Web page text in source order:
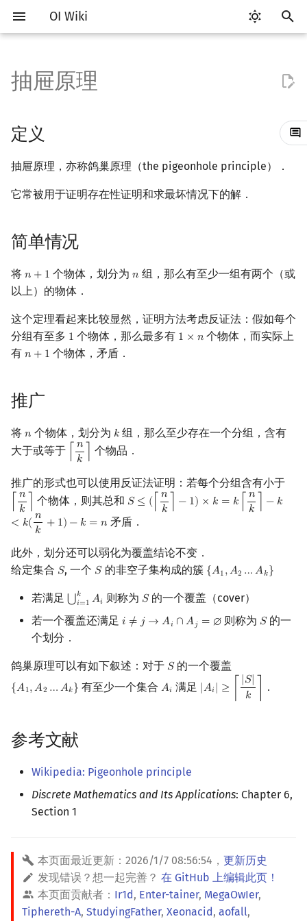
OI Wiki
入
以
始
搜
索
Getting Started
关于本项目
如何参与
OI Wiki 不是什么
F.A.Q.
镜像站列表
致谢
比赛相关简介
赛事 ICPC/CCPC 赛事与赛制
题型
学习路线
常见错误
常见技巧
出题
工具软件简介
代码编辑工具
VS Code
Atom
Dev-C++
Xcode
Sublime Text
Code::Blocks
评测工具 Cena
CCR Plus
命令行
WSL (Windows 10)
Special Judge
Testlib
Generator
Validator
Polygon
OJ 工具
Git
语言基础简介
C++ 基础
变量
运算
文件操作
C++ 标准库 STL 算法
bitset
C++ 进阶
值类别
重载运算符
Lambda 表达式
Python 速成
Java 速成
Java 进阶
算法基础简介
复杂度
枚举
模拟
排序
冒泡排序
插入排序
归并排序
希尔排序
Tim 排序
排序应用
前缀和 & 差分
二分
倍增
构造
搜索部分简介
DFS（搜索）
BFS（搜索）
双向搜索
迭代加深搜索
IDA*
回溯法
Dancing Links
Alpha–Beta 剪枝
动态规划部分简介
动态规划基础
记忆化搜索
背包 DP
树形 DP
状压 DP
数位 DP
插头 DP
计数 DP
概率 DP
DP 套 DP
DP 优化
单调队列/单调栈优化
斜率优化
四边形不等式优化
其它 DP 方法
字符串部分简介
字符串基础
标准库
字符串匹配
前缀函数与 KMP 算法
Boyer–Moore 算法
Z 函数（扩展 KMP）
AC 自动机
后缀数组 (SA)
最优原地后缀排序算法
后缀自动机 (SAM)
后缀平衡树
广义后缀自动机
后缀树
Manacher
回文树
序列自动机
最小表示法
Lyndon 分解
Main–Lorentz 算法
数字系统简介
进位制
平衡三进制
格雷码
数论基础
模算术简介
素数
最大公约数
分解质因数
裴蜀定理 & 一次不定方程
费马小定理 & 欧拉定理
模逆元
线性同余方程
中国剩余定理
升幂引理
阶乘取模
卢卡斯定理
同余方程
二次剩余
阶 & 原根
离散对数
高次剩余 & 单位根
数论分块
狄利克雷卷积
杜教筛
Powerful Number 筛
多项式与生成函数简介
代数基本定理
快速傅里叶变换
快速数论变换
多项式牛顿迭代
多项式多点求值|快速插值
多项式初等函数
常系数齐次线性递推
多项式平移|连续点值平移
Lagrange 反演
形式幂级数复合|复合逆
普通生成函数
指数生成函数
定义
简单情况
推广
参考文献
线性代数简介
向量
内积和外积
矩阵
线性空间
线性基
线性映射
特征多项式
对角化
Jordan标准型
线性规划基础
单纯形法
基本概念
群论
环论
域论
基本概念
条件概率与独立性
随机变量
随机变量的数字特征
博弈论简介
公平组合游戏
零和游戏
非公平组合游戏
插值
数值积分
高斯消元
牛顿迭代法
数据结构部分简介
栈
队列
链表
堆
配对堆
左偏树
块状数据结构
块状链表
树分块
单调栈
单调队列
ST 表
线段树
李超线段树
猫树
Kinetic Tournament Tree
划分树
二叉搜索树 & 平衡树
Splay 树
WBLT
AVL 树
AA 树
跳表
可持久化数据结构
可持久化块状数组
可持久化平衡树
树套树
线段树套平衡树
树状数组套权值线段树
K-D Tree
动态树
Euler Tour Tree
Top Tree
析合树
PQ 树
霍夫曼树
图论部分简介
图论相关概念
图的存储
DFS（图论）
树的中心
树的重心
虚树
AHU 算法
树上随机游走
有向无环图
拓扑排序
最短路问题
k 短路
同余最短路
生成树问题
最小直径生成树
斯坦纳树
连通性相关
割点和桥
圆方树
环计数问题
最小环
2-SAT
欧拉图
哈密顿图
二分图
平面图
图的着色
最小割
费用流
图的匹配
二分图最大权匹配
一般图最大匹配
Prüfer 序列
计算几何部分简介
二维计算几何基础
三维计算几何基础
距离
凸包
扫描线
旋转卡壳
半平面交
平面最近点对
反演变换
计算几何杂项
杂项简介
离散化
双指针
离线算法
整体二分
莫队算法
爬山算法
模拟退火
悬线法
有限状态自动机
计算理论基础
字节顺序
约瑟夫问题
在一台机器上规划任务
主元素问题
Garsia–Wachs 算法
15-puzzle
Kahan 求和
珂朵莉树/颜色段均摊
空间优化简介
RMQ
并查集应用
括号序列
线段树与离线询问
抽屉原理
定义
抽屉原理，亦称鸽巢原理（the pigeonhole principle）．
它常被用于证明存在性证明和求最坏情况下的解．
简单情况
将 𝑛 + 1
n +1 个物体，划分为𝑛
n 组，那么有至少一组有两个（或
以上）的物体．
这个定理看起来比较显然，证明方法考虑反证法：假如每个
分组有至多 1
1 个物体，那么最多有 1 × 𝑛
1 ×n
个物体，而实际上
有 𝑛 + 1
n +1 个物体，矛盾．
推广
将 𝑛
n 个物体，划分为 𝑘
k组，那么至少存在一个分组，含有
大于或等于
𝑛
𝑘
nk 个物品．
推广的形式也可以使用反证法证明：若每个分组含有小于
𝑛
𝑘
nk 个物体，则其总和 𝑆 ≤ ( 𝑛
𝑘
− 1) × 𝑘 = 𝑘
𝑛
𝑘
− 𝑘
< 𝑘(𝑛
𝑘 + 1) − 𝑘 = 𝑛
S≤(⌈ nk ⌉−1 ×k=k⌈ nk ⌉−k< k nk+ −k =
矛盾．
此外，划分还可以弱化为覆盖结论不变．
给定集合 𝑆
S, 一个 𝑆
S的非空子集构成的簇 {𝐴1,𝐴2 …𝐴𝑘}
{A1,A2… Ak }
若满足 ⋃𝑘
𝑖=1 𝐴𝑖
⋃i=1 kAi 则称为 𝑆
S的一个覆盖（cover）
若一个覆盖还满足 𝑖 ≠ 𝑗 → 𝐴𝑖 ∩𝐴𝑗 = ∅
i ≠j→Ai∩ Aj= ∅ 则称为 𝑆
S的一
个划分．
鸽巢原理可以有如下叙述：对于 𝑆
S的一个覆盖
{𝐴1,𝐴2 …𝐴𝑘}
{A1,A2… Ak } 有至少一个集合 𝐴𝑖
Ai 满足 |𝐴𝑖| ≥ |𝑆|
𝑘
|Ai| ≥⌈| |k⌉ ．
参考文献
Wikipedia: Pigeonhole principle
Discrete Mathematics and Its Applications: Chapter 6,
Section 1
本页面最近更新： 2026/1/7 08:56:54 ， 更新历史
发现错误？想一起完善？ 在 GitHub 上编辑此页！
本页面贡献者： Ir1d, Enter-tainer, MegaOwIer,
Tiphereth-A, StudyingFather, Xeonacid, aofall,